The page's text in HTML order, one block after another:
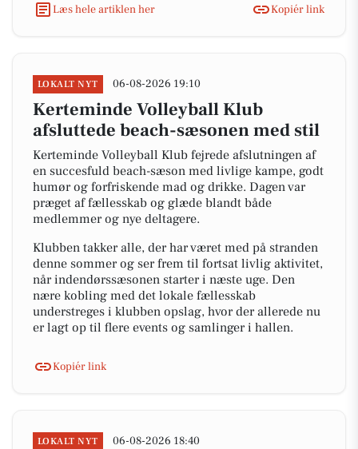
Læs hele artiklen her Kopiér link
LOKALT NYT 06-08-2026 19:10
Kerteminde Volleyball Klub
afsluttede beach-sæsonen med stil
Kerteminde Volleyball Klub fejrede afslutningen af
en succesfuld beach-sæson med livlige kampe, godt
humør og forfriskende mad og drikke. Dagen var
præget af fællesskab og glæde blandt både
medlemmer og nye deltagere.
Klubben takker alle, der har været med på stranden
denne sommer og ser frem til fortsat livlig aktivitet,
når indendørssæsonen starter i næste uge. Den
nære kobling med det lokale fællesskab
understreges i klubben opslag, hvor der allerede nu
er lagt op til flere events og samlinger i hallen.
Kopiér link
LOKALT NYT 06-08-2026 18:40